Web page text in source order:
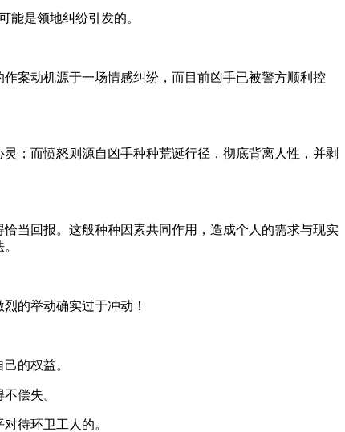
能是领地纠纷引发的。
案动机源于一场情感纠纷，而目前凶手已被警方顺利控
；而愤怒则源自凶手种种荒诞行径，彻底背离人性，并剥
当回报。这般种种因素共同作用，造成个人的需求与现实
的举动确实过于冲动！
的权益。
偿失。
待环卫工人的。